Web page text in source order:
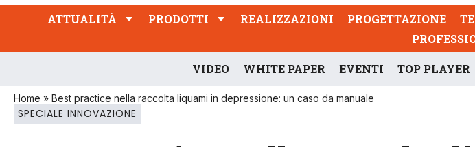
ATTUALITÀ PRODOTTI REALIZZAZIONI PROGETTAZIONE
VIDEO WHITE PAPER EVENTI TOP PLAYER
Home » Best practice nella raccolta liquami in depressione: un caso da manuale
SPECIALE INNOVAZIONE